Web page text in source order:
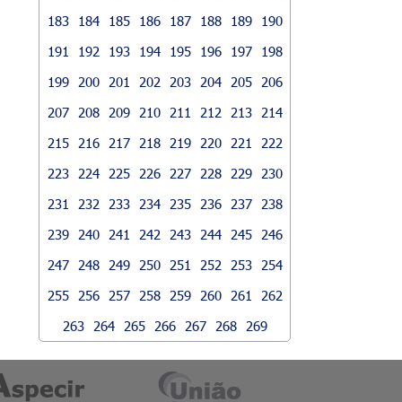
183
184 185 186 187 188 189
190
191
192 193 194 195 196 197
198
199
200 201 202 203 204 205
206
207
208 209 210 211 212 213
214
215
216 217 218 219 220 221
222
223
224 225 226 227 228 229
230
231
232 233 234 235 236 237
238
239
240 241 242 243 244 245
246
247
248 249 250 251 252 253
254
255
256 257 258 259 260 261
262
263
264 265 266 267 268 269